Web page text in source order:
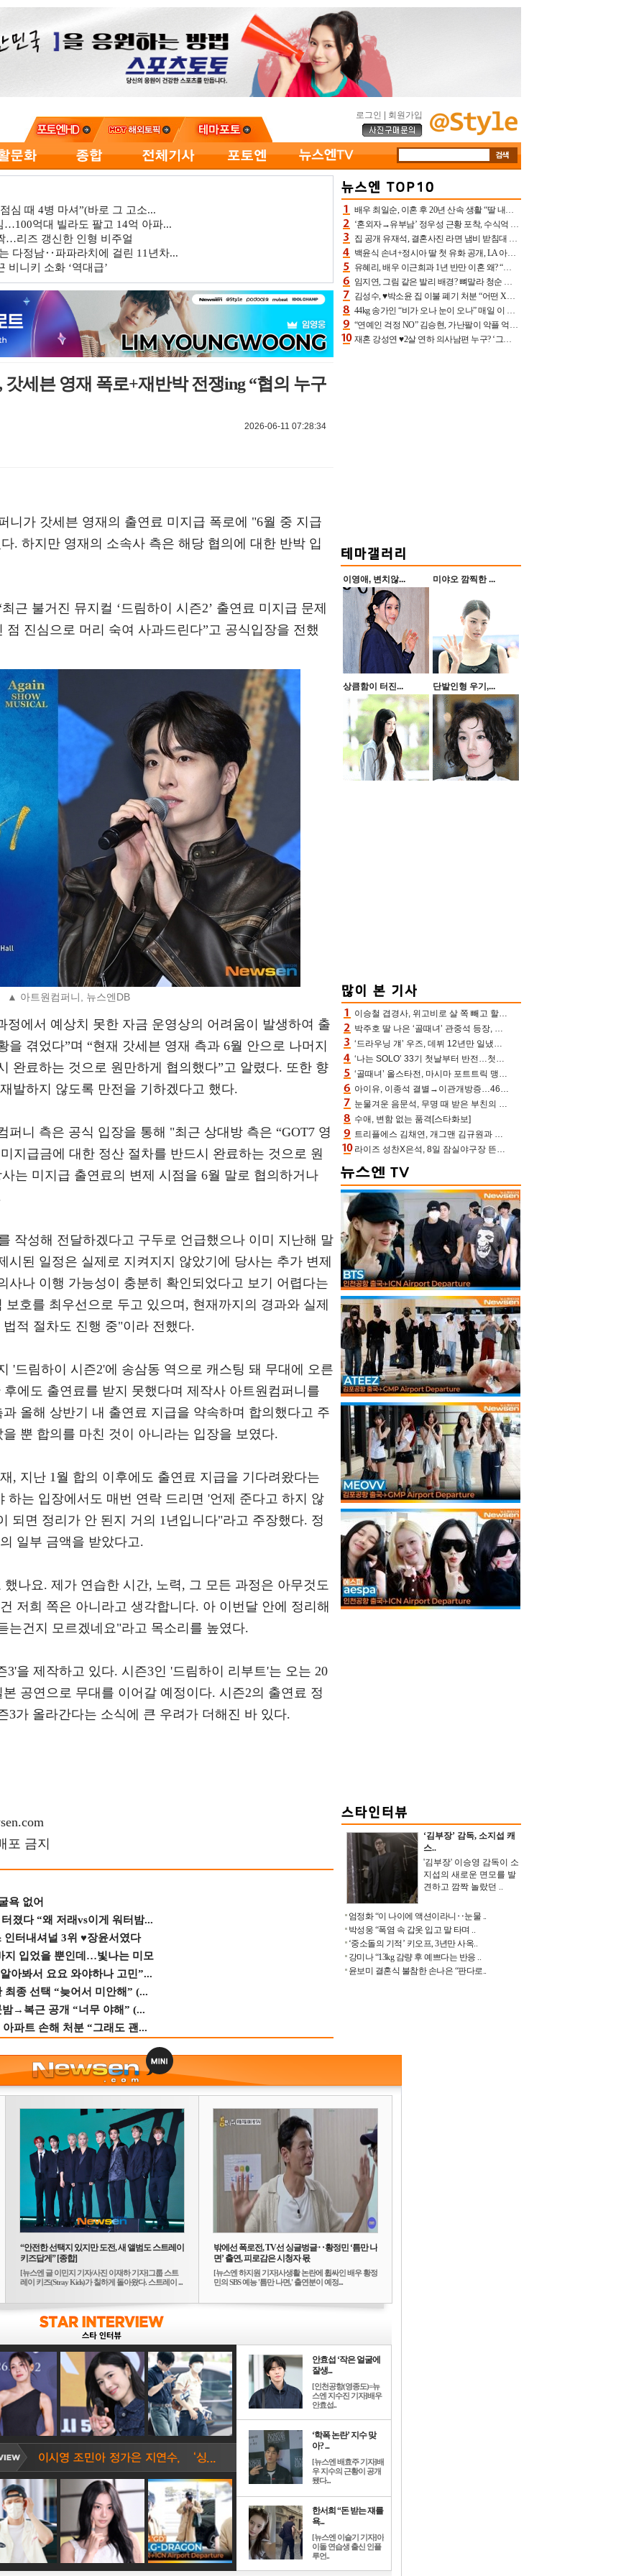
로그인 회원가입
심 때 4병 마셔”(바로 그 고소...
억대 빌라도 팔고 14억 아파...
…리즈 갱신한 인형 비주얼
다정남‥파파라치에 걸린 11년차...
비니키 소화 ‘역대급’
갓세븐 영재 폭로+재반박 전쟁ing “협의 누구
2026-06-11 07:28:34
니가 갓세븐 영재의 출연료 미지급 폭로에 "6월 중 지급
. 하지만 영재의 소속사 측은 해당 협의에 대한 반박 입
근 불거진 뮤지컬 ‘드림하이 시즌2’ 출연료 미지급 문제
진심으로 머리 숙여 사과드린다”고 공식입장을 전했
▲ 아트원컴퍼니, 뉴스엔DB
정에서 예상치 못한 자금 운영상의 어려움이 발생하여 출
겪었다”며 “현재 갓세븐 영재 측과 6월 안으로 나머지
완료하는 것으로 원만하게 협의했다”고 알렸다. 또한 향
발하지 않도록 만전을 기하겠다고 했다.
퍼니 측은 공식 입장을 통해 "최근 상대방 측은 “GOT7 영
지급금에 대한 정산 절차를 반드시 완료하는 것으로 원
는 미지급 출연료의 변제 시점을 6월 말로 협의하거나
작성해 전달하겠다고 구두로 언급했으나 이미 지난해 말
시된 일정은 실제로 지켜지지 않았기에 당사는 추가 변제
사나 이행 가능성이 충분히 확인되었다고 보기 어렵다는
호를 최우선으로 두고 있으며, 현재까지의 경과와 실제
적 절차도 진행 중"이라 전했다.
'드림하이 시즌2'에 송삼동 역으로 캐스팅 돼 무대에 오른
에도 출연료를 받지 못했다며 제작사 아트원컴퍼니를
올해 상반기 내 출연료 지급을 약속하며 합의했다고 주
뿐 합의를 마친 것이 아니라는 입장을 보였다.
, 지난 1월 합의 이후에도 출연료 지급을 기다려왔다는
하는 입장에서도 매번 연락 드리면 '언제 준다고 하지 않
되면 정리가 안 된지 거의 1년입니다"라고 주장했다. 정
일부 금액을 받았다고.
나요. 제가 연습한 시간, 노력, 그 모든 과정은 아무것도
저희 쪽은 아니라고 생각합니다. 아 이번달 안에 정리해
는건지 모르겠네요"라고 목소리를 높였다.
을 제작하고 있다. 시즌3인 '드림하이 리부트'는 오는 20
공연으로 무대를 이어갈 예정이다. 시즌2의 출연료 정
3가 올라간다는 소식에 큰 우려가 더해진 바 있다.
포 금지
욕 없어
졌다 “왜 저래vs이게 워터밤...
인터내셔널 3위 ♥장윤서였다
지 입었을 뿐인데…빛나는 미모
아봐서 요요 와야하나 고민”...
종 선택 “늦어서 미안해” (...
→복근 공개 “너무 야해” (...
파트 손해 처분 “그래도 괜...
배우 최일순, 이혼 후 20년 산속 생활 “딸 내가 버렸다고 원망‥맘 아파”(특종)[어제TV]
‘혼외자→유부남’ 정우성 근황 포착, 수식억 해킹 피해 후배 만났다 “존경하는”
집 공개 유재석, 결혼사진 라면 냄비 받침대 되고 분노‥가족사진도 피해(놀뭐)[어제TV]
백윤식 손녀+정시아 딸 첫 유화 공개, LA 아트쇼→서울국제조각페스타 작가다운 수준급 실력
유혜리, 배우 이근희과 1년 반만 이혼 왜? “식칼 꽂고 의자 던져” 충격 폭로(특종)[어제TV]
임지연, 그림 같은 발리 배경? 뼈말라 청순 비키니 핏에 상대 안 되네
김성수, ♥박소윤 집 이불 폐기 처분 “어떤 X이랑 썼을지 몰라” 질투(신랑수업2)[어제TV]
44kg 송가인 “비가 오나 눈이 오나” 매일 이 운동, 허벅지 근육량 상승+체지방 감소
“연예인 걱정 NO” 김승현, 가난팔이 악플 억울할만‥아내+딸과 日 여행
재혼 강성연 ♥2살 연하 의사남편 누구? ‘그알’ 자문의에 훈남 비주얼 초엘리트 스펙 [종합]
이영애, 변치않... 미야오 깜찍한 ...
상큼함이 터진... 단발인형 우기,...
이승철 겹경사, 위고비로 살 쪽 빼고 할아버지 된다‥마음으로 낳은 딸 임신 자랑(유퀴즈)
박주호 딸 나은 ‘골때녀’ 관중석 등장, 김민재 복제인간 보고 혼란 [결정적장면]
‘드라우닝 걔’ 우즈, 데뷔 12년만 일냈다…체조경기장 입성 확정
‘나는 SOLO’ 33기 첫날부터 반전…첫인상 0표 영호, 호감남 급부상
‘골때녀’ 올스타전, 마시마 포트트릭 맹추격전 5:4 골 잔치 ‘짜릿’ [어제TV]
아이유, 이종석 결별→이관개방증…46장 꽉 채운 유애나 ♥ “열심히 사는 중”
눈물겨운 음문석, 무명 때 받은 부친의 전재산→폐암 父 세상 떠나기 전 여행(유퀴즈)[어제TV]
수애, 변함 없는 품격[스타화보]
트리플에스 김채연, 개그맨 김규원과 함께 프리뷰쇼 진행 [포토엔HD]
라이즈 성찬X은석, 8일 잠실야구장 뜬다…시구 시타+특별공연까지
‘김부장’ 감독, 소지섭 캐
스..
'김부장' 이승영 감독이 소
지섭의 새로운 면모를 발
견하고 깜짝 놀랐던 ..
엄정화 “이 나이에 액션이라니‥눈물 ..
박성웅 “폭염 속 갑옷 입고 말 타며 ..
‘중소돌의 기적’ 키오프, 3년만 사옥..
강미나 “13kg 감량 후 예쁘다는 반응 ..
윤보미 결혼식 불참한 손나은 “판다로..
“안전한 선택지 있지만 도전, 새 앨범도 스트레이
키즈답게” [종합]
[뉴스엔 글 이민지 기자/사진 이재하 기자]그룹 스트
레이 키즈(Stray Kids)가 칠하게 돌아왔다. 스트레이 ...
밖에선 폭로전, TV선 싱글벙글‥황정민 ‘틈만 나
면’ 출연, 피로감은 시청자 몫
[뉴스엔 하지원 기자]사생활 논란에 휩싸인 배우 황정
민의 SBS 예능 '틈만 나면,' 출연분이 예정...
안효섭 ‘작은 얼굴에
잘생...
[인천공항(영종도)=뉴
스엔 지수진 기자]배우
안효섭..
‘학폭 논란’ 지수 맞
아? ...
[뉴스엔 배효주 기자]배
우 지수의 근황이 공개
됐다...
한서희 “돈 받는 쟤를
욕...
[뉴스엔 이슬기 기자]아
이돌 연습생 출신 인플
루언..